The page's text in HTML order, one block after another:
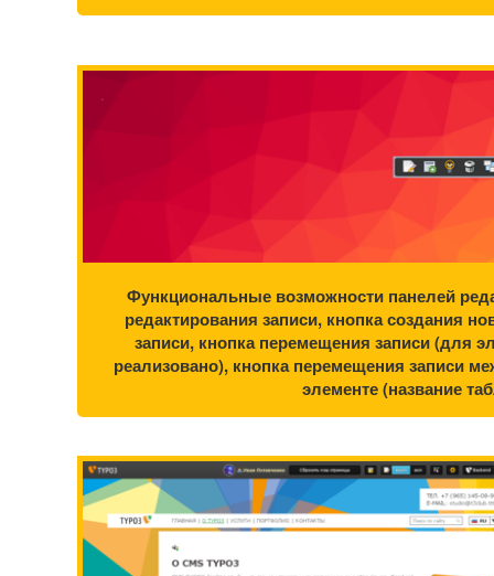
Функциональные возможности панелей
редактирования записи, кнопка создания
записи, кнопка перемещения записи (для
реализовано), кнопка перемещения записи
элементе (название